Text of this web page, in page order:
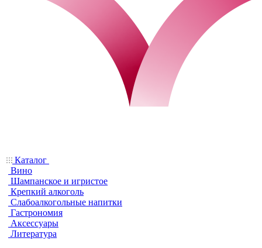
Каталог
Вино
Шампанское и игристое
Крепкий алкоголь
Слабоалкогольные напитки
Гастрономия
Аксессуары
Литература